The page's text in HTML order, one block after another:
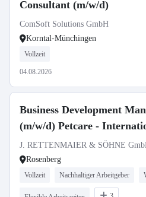
Consultant (m/w/d)
ComSoft Solutions GmbH
Korntal-Münchingen
Vollzeit
04.08.2026
Business Development
(m/w/d) Petcare -
J. RETTENMAIER & SÖHNE
Rosenberg
Vollzeit Nachhaltiger Arbeitgeber